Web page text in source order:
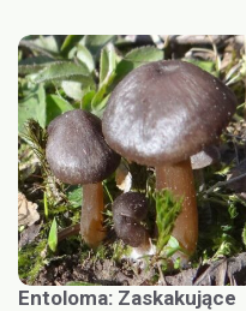
Entoloma: Zaskakujące